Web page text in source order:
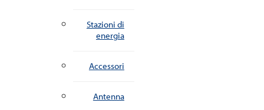
Stazioni di
energia
Accessori
Antenna